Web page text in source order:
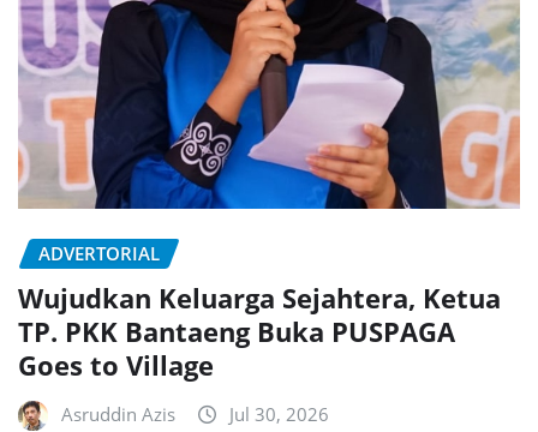
ADVERTORIAL
Wujudkan Keluarga Sejahtera, Ketua
TP. PKK Bantaeng Buka PUSPAGA
Goes to Village
Asruddin Azis Jul 30, 2026